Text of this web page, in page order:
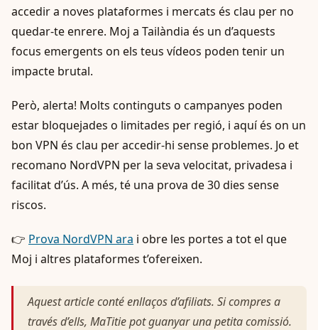
accedir a noves plataformes i mercats és clau per no
quedar-te enrere. Moj a Tailàndia és un d’aquests
focus emergents on els teus vídeos poden tenir un
impacte brutal.
Però, alerta! Molts continguts o campanyes poden
estar bloquejades o limitades per regió, i aquí és on un
bon VPN és clau per accedir-hi sense problemes. Jo et
recomano NordVPN per la seva velocitat, privadesa i
facilitat d’ús. A més, té una prova de 30 dies sense
riscos.
👉 Prova NordVPN ara i obre les portes a tot el que
Moj i altres plataformes t’ofereixen.
Aquest article conté enllaços d’afiliats. Si compres a
través d’ells, MaTitie pot guanyar una petita comissió.